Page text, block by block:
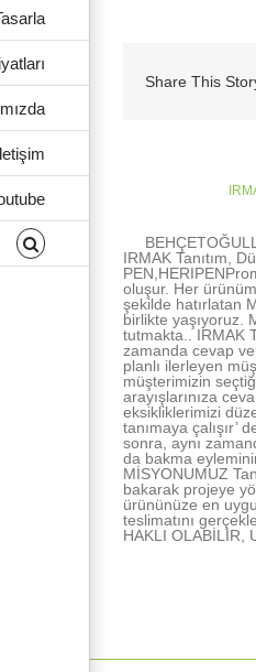
Share This
IRMAK Tanıtım,
oluşur. Her
şekilde hatırlatan
birlikte yaşıyoruz.
tutmakta.. IRMAK
zamanda cevap
planlı ilerleyen
müşterimizin
arayışlarınıza
eksikliklerimizi
tanımaya
sonra, aynı
da bakma
MİSYONUMUZ
bakarak projeye
ürününüze en
teslimatını
HAKLI OLABİLİR,